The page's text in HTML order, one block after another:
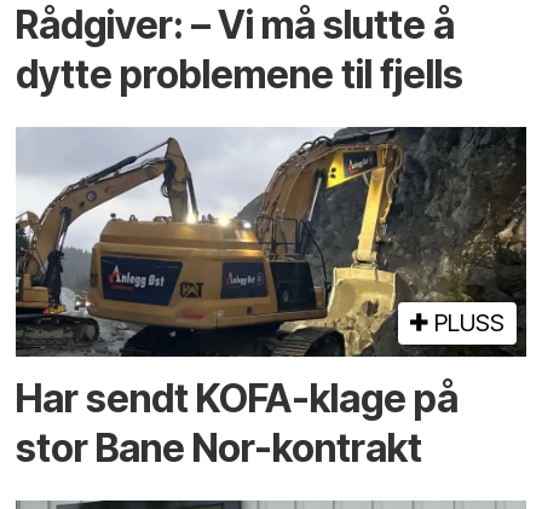
Rådgiver: – Vi må slutte å
dytte problemene til fjells
PLUSS
Har sendt KOFA-klage på
stor Bane Nor-kontrakt